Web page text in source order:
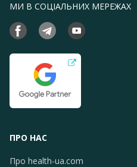
МИ В СОЦІАЛЬНИХ МЕРЕЖАХ
ПРО НАС
Про health-ua.com